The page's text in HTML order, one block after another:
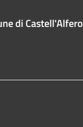
di Castell'Alfero